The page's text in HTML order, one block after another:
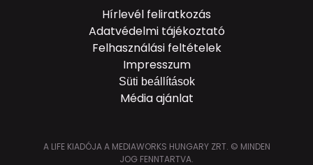
Hírlevél feliratkozás
Adatvédelmi tájékoztató
Felhasználási feltételek
Impresszum
Süti beállítások
Média ajánlat
A LIFE KIADÓJA A MEDIAWORKS HUNGARY ZRT. © MINDEN
JOG FENNTARTVA.